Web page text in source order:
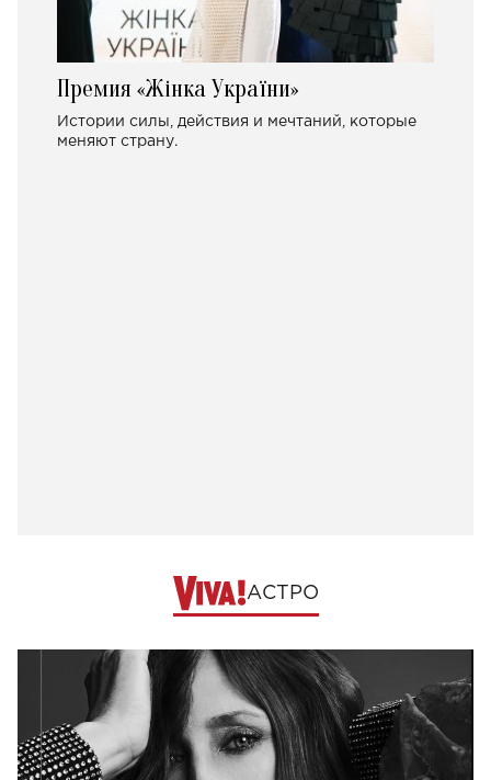
Премия «Жінка України»
Истории силы, действия и мечтаний, которые
меняют страну.
АСТРО